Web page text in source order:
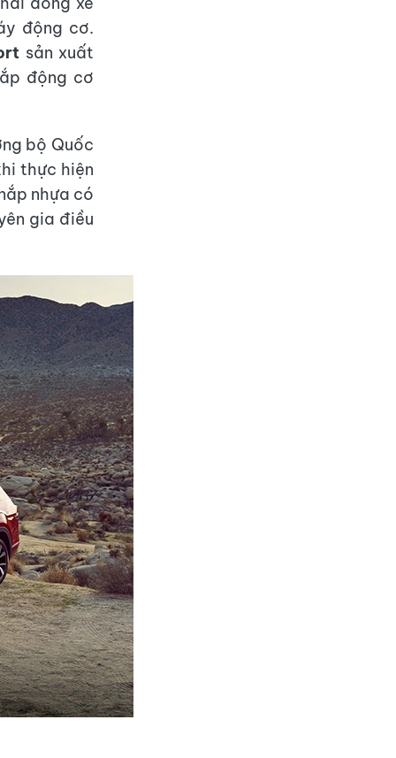
động cơ.
sản xuất
động cơ
bộ Quốc
thực hiện
nhựa có
gia điều